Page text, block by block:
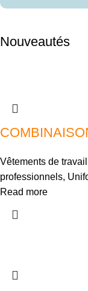
Nouveautés
Vêtements de travail
professionnels,
Read more